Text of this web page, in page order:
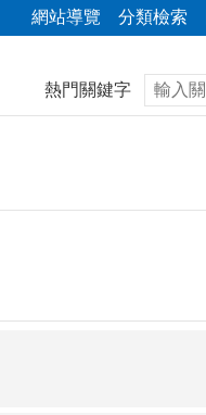
網站導覽 分類檢索
熱門關鍵字